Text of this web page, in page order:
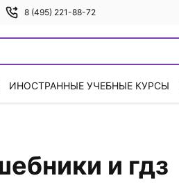
8 (495) 221-88-72
ИНОСТРАННЫЕ УЧЕБНЫЕ КУРСЫ
и гдз